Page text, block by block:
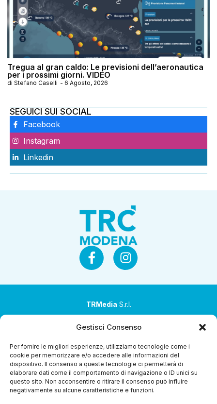
Gestisci Consenso
Per fornire le migliori esperienze, utilizziamo tecnologie come i
cookie per memorizzare e/o accedere alle informazioni del
dispositivo. Il consenso a queste tecnologie ci permetterà di
elaborare dati come il comportamento di navigazione o ID unici su
questo sito. Non acconsentire o ritirare il consenso può influire
negativamente su alcune caratteristiche e funzioni.
Tregua al gran caldo: Le previsioni dell’aeronautica
per i prossimi giorni. VIDEO
di Stefano Caselli - 6 Agosto, 2026
SEGUICI SUI SOCIAL
Facebook
Instagram
Linkedin
TRMedia S.r.l.
coordinamento da parte di Coop Alleanza 3.0 Soc. Coop.
Sede legale: via Ragazzi del ’99 nr. 51 42124 Reggio Emilia
(RE)
P.Iva 00651840365